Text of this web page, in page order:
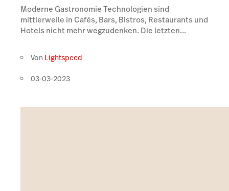
Moderne Gastronomie Technologien sind
mittlerweile in Cafés, Bars, Bistros, Restaurants und
Hotels nicht mehr wegzudenken. Die letzten...
Von Lightspeed
03-03-2023